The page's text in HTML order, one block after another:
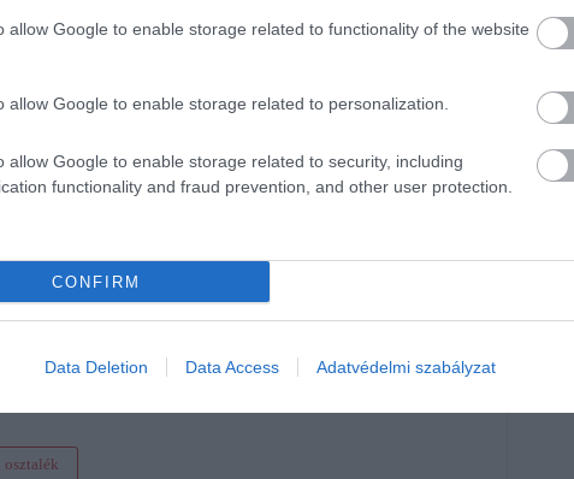
allow Google to enable storage related to functionality of the website
allow Google to enable storage related to personalization.
allow Google to enable storage related to security, including
functionality and fraud prevention, and other user protection.
CONFIRM
Data Deletion Data Access Adatvédelmi szabályzat
központja iránt, hogy az elmúlt 35 évben nem vett
milliárd forintos alaptőkével hozta létre a magyarországi
a cég azóta is a japán anyavállalat egyetlen európai
eurót fordított beruházásokra. Jelenleg a Vitara és az új
lett belőle
osztalék